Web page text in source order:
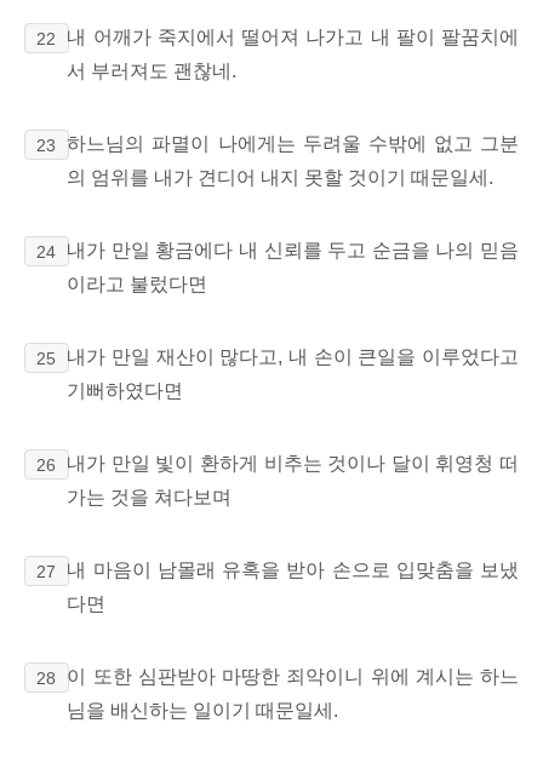
22
내 어깨가 죽지에서 떨어져 나가고 내 팔이 팔꿈치에
서 부러져도 괜찮네.
23
하느님의 파멸이 나에게는 두려울 수밖에 없고 그분
의 엄위를 내가 견디어 내지 못할 것이기 때문일세.
24
내가 만일 황금에다 내 신뢰를 두고 순금을 나의 믿음
이라고 불렀다면
25
내가 만일 재산이 많다고, 내 손이 큰일을 이루었다고
기뻐하였다면
26
내가 만일 빛이 환하게 비추는 것이나 달이 휘영청 떠
가는 것을 쳐다보며
27
내 마음이 남몰래 유혹을 받아 손으로 입맞춤을 보냈
다면
28
이 또한 심판받아 마땅한 죄악이니 위에 계시는 하느
님을 배신하는 일이기 때문일세.